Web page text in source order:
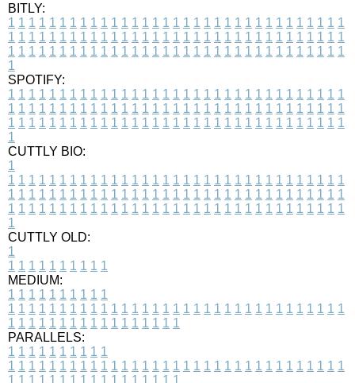
BITLY:
1 1 1 1 1 1 1 1 1 1 1 1 1 1 1 1 1 1 1 1 1 1 1 1 1 1 1 1 1 1 1 1 1
1 1 1 1 1 1 1 1 1 1 1 1 1 1 1 1 1 1 1 1 1 1 1 1 1 1 1 1 1 1 1 1 1
1 1 1 1 1 1 1 1 1 1 1 1 1 1 1 1 1 1 1 1 1 1 1 1 1 1 1 1 1 1 1 1 1
1
SPOTIFY:
1 1 1 1 1 1 1 1 1 1 1 1 1 1 1 1 1 1 1 1 1 1 1 1 1 1 1 1 1 1 1 1 1
1 1 1 1 1 1 1 1 1 1 1 1 1 1 1 1 1 1 1 1 1 1 1 1 1 1 1 1 1 1 1 1 1
1 1 1 1 1 1 1 1 1 1 1 1 1 1 1 1 1 1 1 1 1 1 1 1 1 1 1 1 1 1 1 1 1
1
CUTTLY BIO:
1
1 1 1 1 1 1 1 1 1 1 1 1 1 1 1 1 1 1 1 1 1 1 1 1 1 1 1 1 1 1 1 1 1
1 1 1 1 1 1 1 1 1 1 1 1 1 1 1 1 1 1 1 1 1 1 1 1 1 1 1 1 1 1 1 1 1
1 1 1 1 1 1 1 1 1 1 1 1 1 1 1 1 1 1 1 1 1 1 1 1 1 1 1 1 1 1 1 1 1
1
CUTTLY OLD:
1
1 1 1 1 1 1 1 1 1 1
MEDIUM:
1 1 1 1 1 1 1 1 1 1
1 1 1 1 1 1 1 1 1 1 1 1 1 1 1 1 1 1 1 1 1 1 1 1 1 1 1 1 1 1 1 1 1
1 1 1 1 1 1 1 1 1 1 1 1 1 1 1 1 1
PARALLELS:
1 1 1 1 1 1 1 1 1 1
1 1 1 1 1 1 1 1 1 1 1 1 1 1 1 1 1 1 1 1 1 1 1 1 1 1 1 1 1 1 1 1 1
1 1 1 1 1 1 1 1 1 1 1 1 1 1 1 1 1